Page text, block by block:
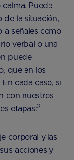
calma. Puede
de la situación,
a señales como
verbal o una
puede
que en los
cada caso, si
con nuestros
etapas:2
corporal y las
acciones y